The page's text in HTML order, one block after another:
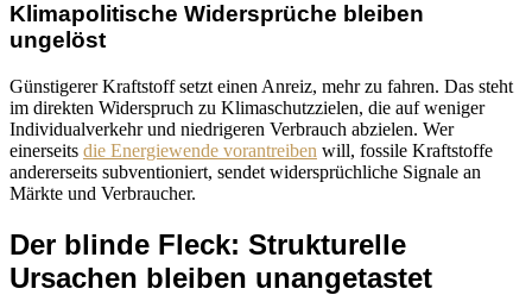
Klimapolitische Widersprüche bleiben
ungelöst
Günstigerer Kraftstoff setzt einen Anreiz, mehr zu fahren. Das steht
im direkten Widerspruch zu Klimaschutzzielen, die auf weniger
Individualverkehr und niedrigeren Verbrauch abzielen. Wer
einerseits die Energiewende vorantreiben will, fossile Kraftstoffe
andererseits subventioniert, sendet widersprüchliche Signale an
Märkte und Verbraucher.
Der blinde Fleck: Strukturelle
Ursachen bleiben unangetastet